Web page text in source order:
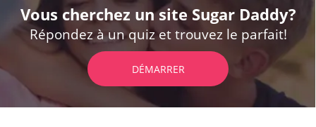
Vous cherchez un site Sugar Daddy?
Répondez à un quiz et trouvez le parfait!
DÉMARRER